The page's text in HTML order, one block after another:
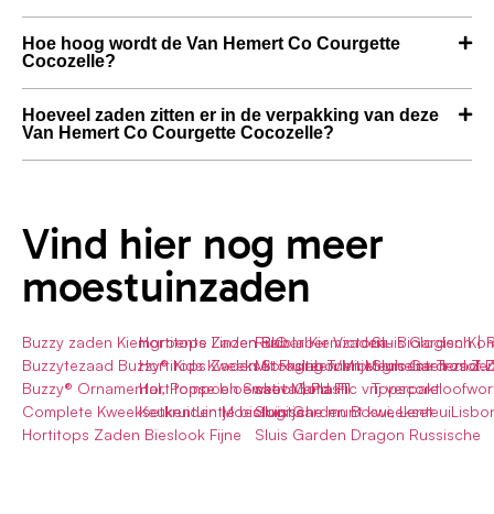
Hoe hoog wordt de Van Hemert Co Courgette
Cocozelle?
Hoeveel zaden zitten er in de verpakking van deze
Van Hemert Co Courgette Cocozelle?
Vind hier nog meer
moestuinzaden
Buzzy zaden Kiemgroente Linzen BIO
Buzzytezaad Buzzy® Kids Kweekset Fruitig Tuintje
Buzzy® Ornamental, Pompoen Sweet Mama F1
Complete Kweeksetkruiden Moestuintje
Hortitops Zaden Bieslook Fijne
Hortitops Zaden Rabarber Victoria
Hortitops Zaden Stokslabonen Mechelse Tros
Hortitopse bloemkoolGold F1
Keukentuintje biologische munt kweekset
Rucola Kiemzaden- Biologisch |
Microgreen/Microgroenten
sativa | Plastic vrij verpakt
Sluis Garden Bosui,
Sluis Garden Dragon Russische
Sluis Garden
Sluis Gardenlof